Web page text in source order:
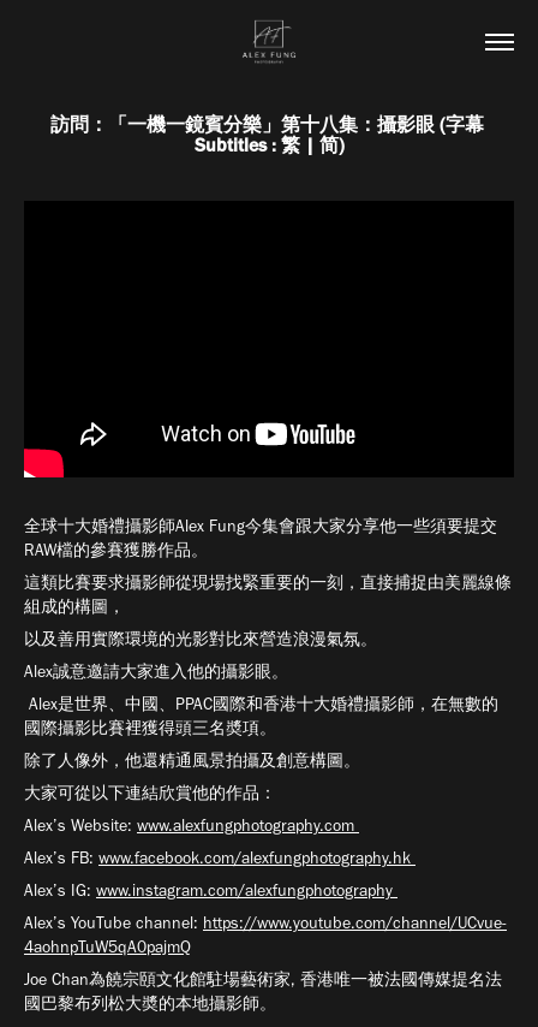
訪問：「一機一鏡賓分樂」第十八集：攝影眼 (字幕
Subtitles : 繁 | 简)
全球十大婚禮攝影師Alex Fung今集會跟大家分享他一些須要提交
RAW檔的參賽獲勝作品。
這類比賽要求攝影師從現場找緊重要的一刻，直接捕捉由美麗線條
組成的構圖，
以及善用實際環境的光影對比來營造浪漫氣氛。
Alex誠意邀請大家進入他的攝影眼。
Alex是世界、中國、PPAC國際和香港十大婚禮攝影師，在無數的
國際攝影比賽裡獲得頭三名奬項。
除了人像外，他還精通風景拍攝及創意構圖。
大家可從以下連結欣賞他的作品：
Alex’s Website: www.alexfungphotography.com
Alex’s FB: www.facebook.com/alexfungphotography.hk
Alex’s IG: www.instagram.com/alexfungphotography
Alex’s YouTube channel: https://www.youtube.com/channel/UCvue-
4aohnpTuW5qA0pajmQ
Joe Chan為饒宗頤文化館駐場藝術家, 香港唯一被法國傳媒提名法
國巴黎布列松大奬的本地攝影師。